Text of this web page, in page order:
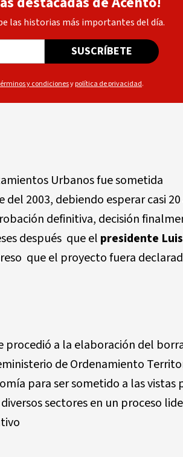
las historias más importantes del día.
SUSCRÍBETE
y condicionesypolítica de privacidad.
Urbanos fue sometida
2003, debiendo esperar casi 20
definitiva, decisión
después que el presidente Luis
que el proyecto fuera
a la elaboración del
de Ordenamiento
para ser sometido a las vistas
sectores en un proceso